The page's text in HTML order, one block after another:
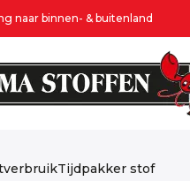
naar binnen- & buitenland
Tijdpakker stof